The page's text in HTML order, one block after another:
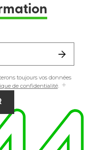
toujours vos données
de confidentialité.